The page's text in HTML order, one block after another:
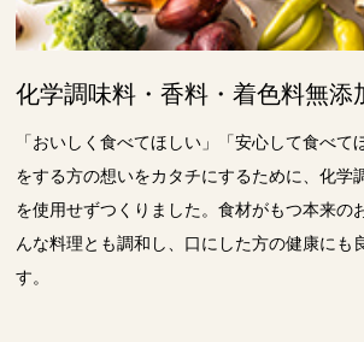
化学調味料・香料・着色料無添
「おいしく食べてほしい」「安心して食べて
をする方の想いをカタチにするために、化学
を使用せずつくりました。食材がもつ本来の
んな料理とも調和し、口にした方の健康にも
す。